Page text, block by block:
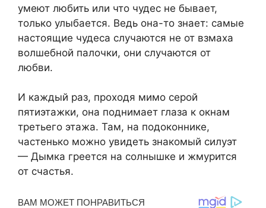
умеют любить или что чудес не бывает,
только улыбается. Ведь она-то знает: самые
настоящие чудеса случаются не от взмаха
волшебной палочки, они случаются от
любви.
И каждый раз, проходя мимо серой
пятиэтажки, она поднимает глаза к окнам
третьего этажа. Там, на подоконнике,
частенько можно увидеть знакомый силуэт
— Дымка греется на солнышке и жмурится
от счастья.